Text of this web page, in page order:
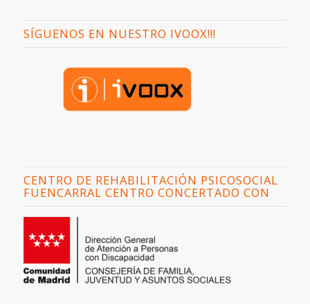
SÍGUENOS EN NUESTRO IVOOX!!!
CENTRO DE REHABILITACIÓN PSICOSOCIAL
FUENCARRAL CENTRO CONCERTADO CON